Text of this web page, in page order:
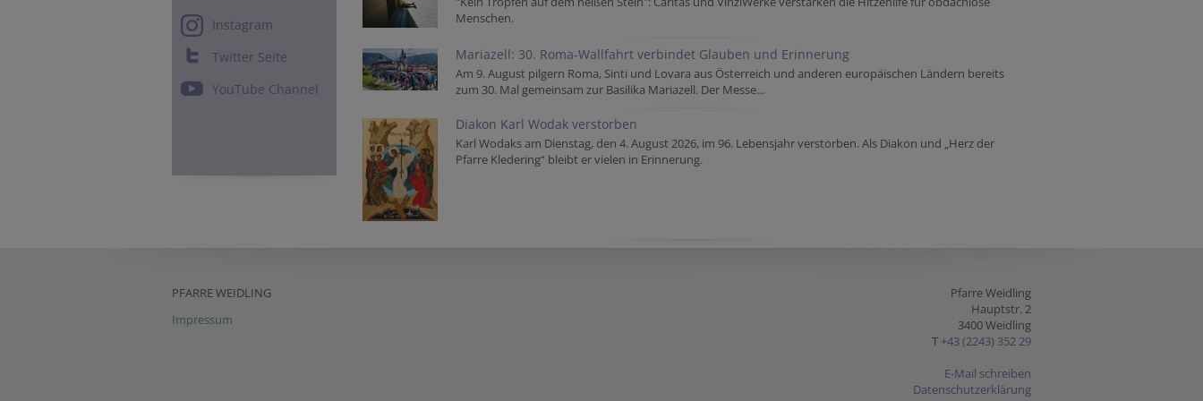
Instagram
Twitter Seite
YouTube Channel
Menschen.
Mariazell: 30. Roma-Wallfahrt verbindet Glauben und Erinnerung
Am 9. August pilgern Roma, Sinti und Lovara aus Österreich und anderen europäischen Ländern bereits
zum 30. Mal gemeinsam zur Basilika Mariazell. Der Messe...
Diakon Karl Wodak verstorben
Karl Wodaks am Dienstag, den 4. August 2026, im 96. Lebensjahr verstorben. Als Diakon und „Herz der
Pfarre Kledering“ bleibt er vielen in Erinnerung.
PFARRE WEIDLING
Impressum
Pfarre Weidling
Hauptstr. 2
3400 Weidling
T +43 (2243) 352 29
E-Mail schreiben
Datenschutzerklärung